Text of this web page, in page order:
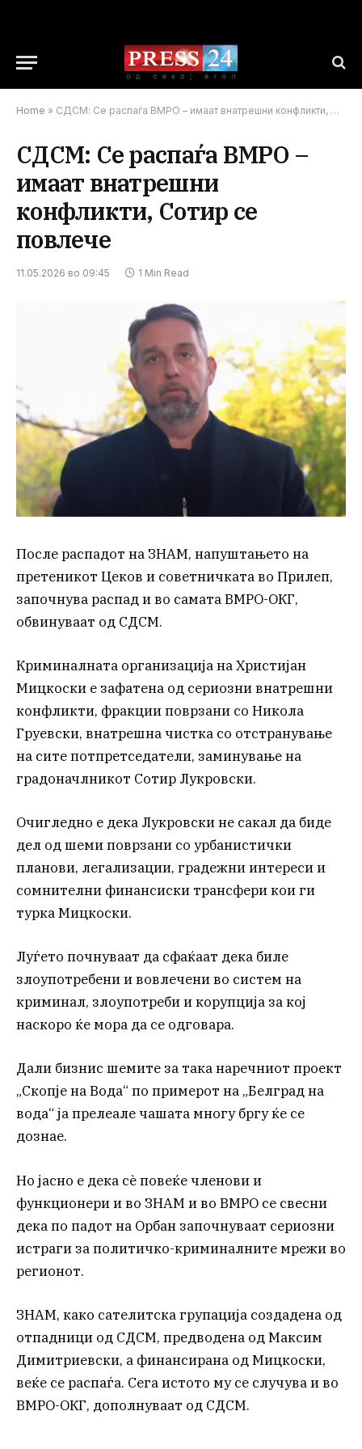
Home » СДСМ: Се распаѓа ВМРО – имаат внатрешни конфликти, Сотир се повлече
СДСМ: Се распаѓа ВМРО –
имаат внатрешни
конфликти, Сотир се
повлече
11.05.2026 во 09:45 1 Min Read
После распадот на ЗНАМ, напуштањето на
претеникот Цеков и советничката во Прилеп,
започнува распад и во самата ВМРО-ОКГ,
обвинуваат од СДСМ.
Криминалната организација на Христијан
Мицкоски е зафатена од сериозни внатрешни
конфликти, фракции поврзани со Никола
Груевски, внатрешна чистка со отстранување
на сите потпретседатели, заминување на
градоначлникот Сотир Лукровски.
Очигледно е дека Лукровски не сакал да биде
дел од шеми поврзани со урбанистички
планови, легализации, градежни интереси и
сомнителни финансиски трансфери кои ги
турка Мицкоски.
Луѓето почнуваат да сфаќаат дека биле
злоупотребени и вовлечени во систем на
криминал, злоупотреби и корупција за кој
наскоро ќе мора да се одговара.
Дали бизнис шемите за така наречниот проект
„Скопје на Вода“ по примерот на „Белград на
вода“ ја прелеале чашата многу бргу ќе се
дознае.
Но јасно е дека сѐ повеќе членови и
функционери и во ЗНАМ и во ВМРО се свесни
дека по падот на Орбан започнуваат сериозни
истраги за политичко-криминалните мрежи во
регионот.
ЗНАМ, како сателитска групација создадена од
отпадници од СДСМ, предводена од Максим
Димитриевски, а финансирана од Мицкоски,
веќе се распаѓа. Сега истото му се случува и во
ВМРО-ОКГ, дополнуваат од СДСМ.